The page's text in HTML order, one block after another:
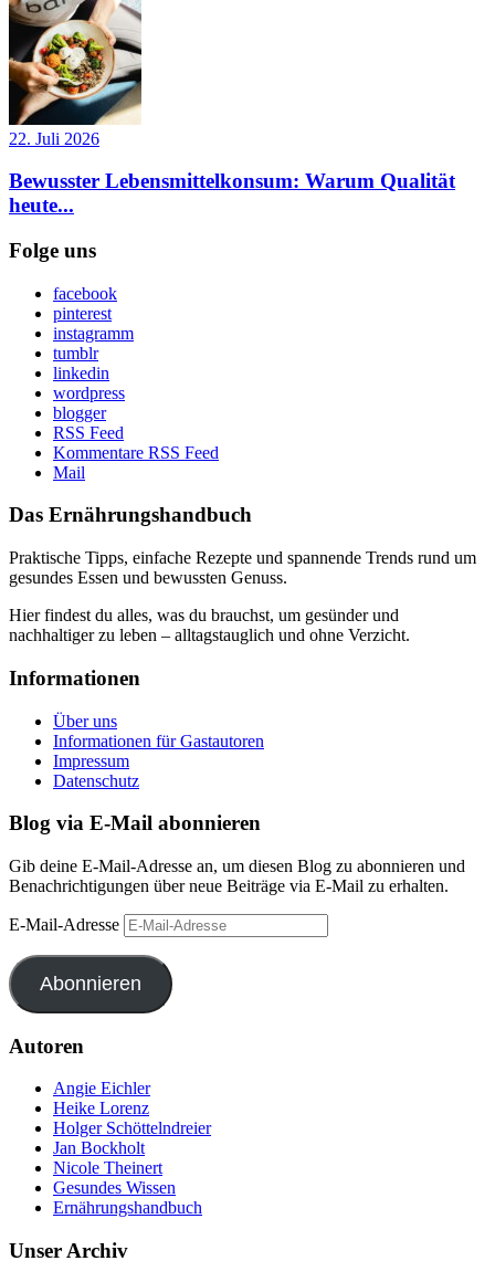
22. Juli 2026
Bewusster Lebensmittelkonsum: Warum Qualität
heute...
Folge uns
facebook
pinterest
instagramm
tumblr
linkedin
wordpress
blogger
RSS Feed
Kommentare RSS Feed
Mail
Das Ernährungshandbuch
Praktische Tipps, einfache Rezepte und spannende Trends rund um
gesundes Essen und bewussten Genuss.
Hier findest du alles, was du brauchst, um gesünder und
nachhaltiger zu leben – alltagstauglich und ohne Verzicht.
Informationen
Über uns
Informationen für Gastautoren
Impressum
Datenschutz
Blog via E-Mail abonnieren
Gib deine E-Mail-Adresse an, um diesen Blog zu abonnieren und
Benachrichtigungen über neue Beiträge via E-Mail zu erhalten.
E-Mail-Adresse
Abonnieren
Autoren
Angie Eichler
Heike Lorenz
Holger Schöttelndreier
Jan Bockholt
Nicole Theinert
Gesundes Wissen
Ernährungshandbuch
Unser Archiv